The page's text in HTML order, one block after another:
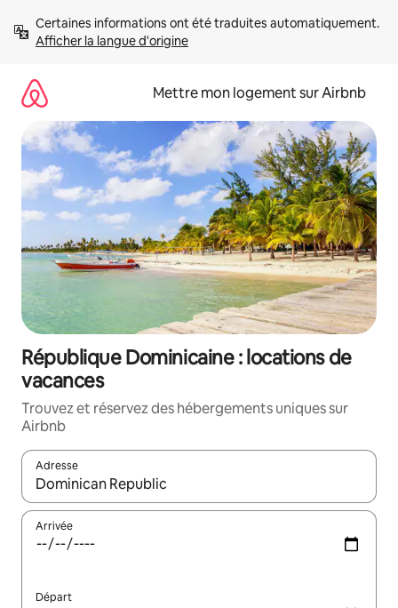
directement
Afficher la langue d'origine
Mettre mon logement sur Airbnb
République Dominicaine : locations de
vacances
Trouvez et réservez des hébergements uniques sur
Airbnb
Adresse
Lorsque les résultats s'affichent, utilisez les flèches vers le
Arrivée
Départ